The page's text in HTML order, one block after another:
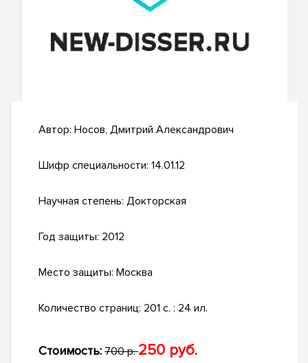
Автор: Носов, Дмитрий Александрович
Шифр специальности: 14.01.12
Научная степень: Докторская
Год защиты: 2012
Место защиты: Москва
Количество страниц: 201 с. : 24 ил.
Стоимость: 700 р.250 руб.